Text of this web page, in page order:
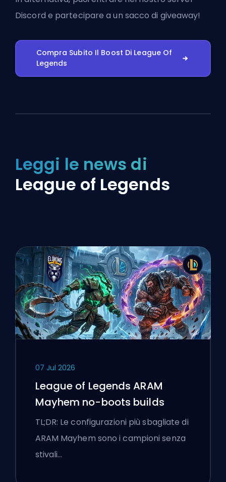
Discord e partecipare a un sacco di giveaway!
Compra Subito Il Boost Di League Of
Legends
Leggi le news di
League of Legends
07 Jul 2026
League of Legends ARAM
Mayhem no-boots builds
TL;DR: Le configurazioni più sbagliate di
ARAM Mayhem sono i campioni senza
stivali…